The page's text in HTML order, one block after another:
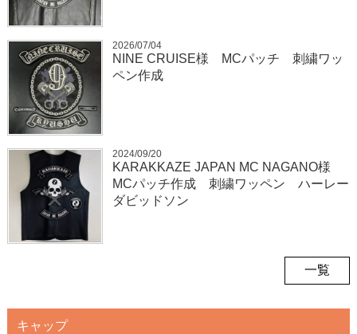
2026/07/04
NINE CRUISE様 MCパッチ 刺繍ワッ
ペン作成
2024/09/20
KARAKKAZE JAPAN MC NAGANO様
MCパッチ作成 刺繍ワッペン ハーレー
ダビッドソン
一覧
キャップ